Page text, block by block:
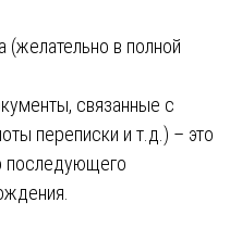
(желательно в полной
связанные с
переписки и т.д.) – это
последующего